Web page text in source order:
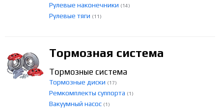
Рулевые наконечники (14)
Рулевые тяги (11)
Тормозная система
Тормозные система
Тормозные диски (17)
Ремкомплекты суппорта (1)
Вакуумный насос (1)